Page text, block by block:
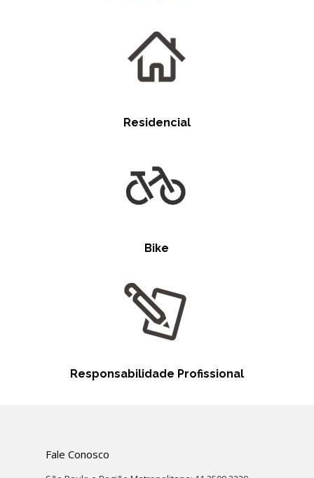
Residencial
Bike
Responsabilidade Profissional
Fale Conosco